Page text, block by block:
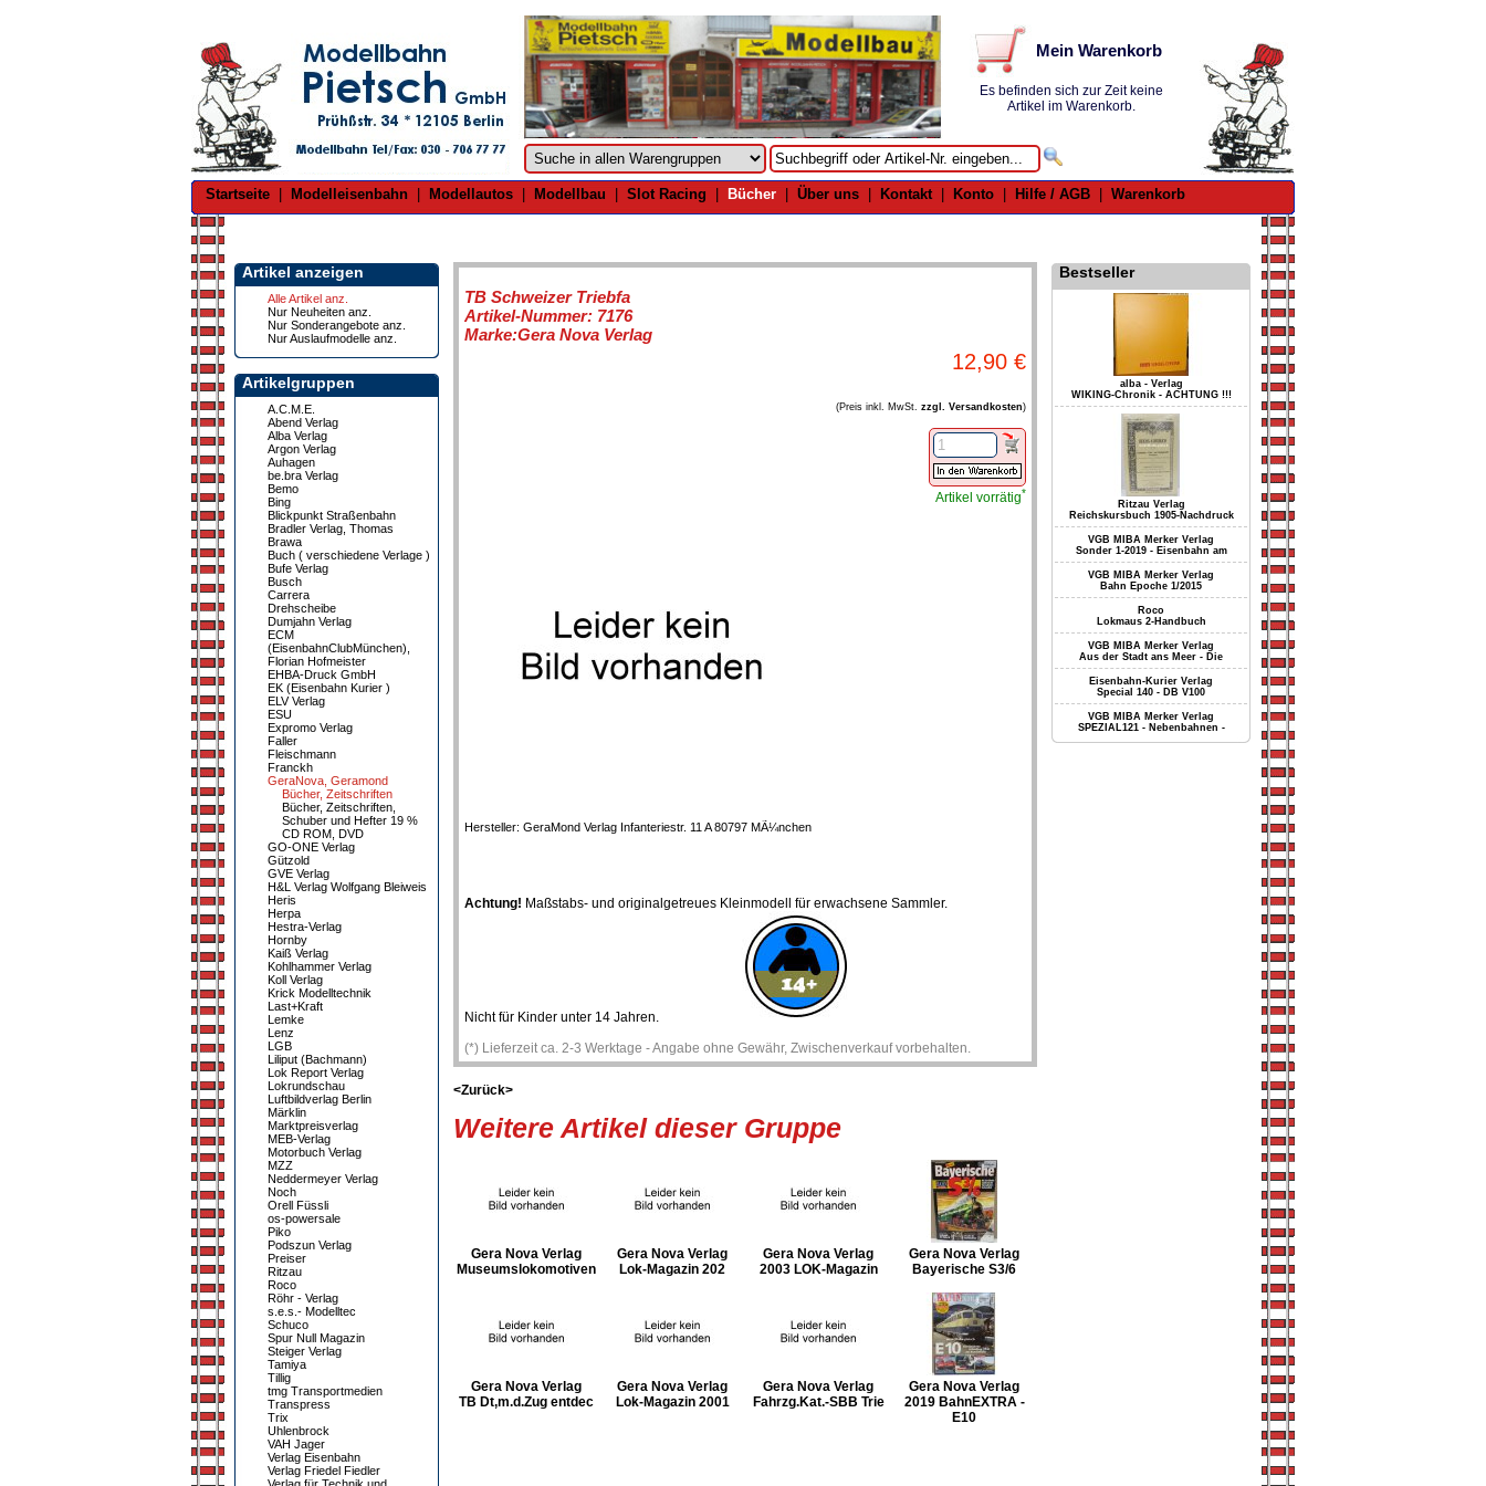
Mein Warenkorb
Es befinden sich zur Zeit keine
Artikel im Warenkorb.
Startseite Modelleisenbahn Modellautos Modellbau Slot Racing Bücher Über uns Kontakt| Konto Hilfe / AGB Warenkorb
Artikel anzeigen
Alle Artikel anz.
Nur Neuheiten anz.
Nur Sonderangebote anz.
Nur Auslaufmodelle anz.
Artikelgruppen
A.C.M.E.
Abend Verlag
Alba Verlag
Argon Verlag
Auhagen
be.bra Verlag
Bemo
Bing
Blickpunkt Straßenbahn
Bradler Verlag, Thomas
Brawa
Buch ( verschiedene Verlage )
Bufe Verlag
Busch
Carrera
Drehscheibe
Dumjahn Verlag
ECM
(EisenbahnClubMünchen),
Florian Hofmeister
EHBA-Druck GmbH
EK (Eisenbahn Kurier )
ELV Verlag
ESU
Expromo Verlag
Faller
Fleischmann
Franckh
GeraNova, Geramond
Bücher, Zeitschriften
Bücher, Zeitschriften,
Schuber und Hefter 19 %
CD ROM, DVD
GO-ONE Verlag
Gützold
GVE Verlag
H&L Verlag Wolfgang Bleiweis
Heris
Herpa
Hestra-Verlag
Hornby
Kaiß Verlag
Kohlhammer Verlag
Koll Verlag
Krick Modelltechnik
Last+Kraft
Lemke
Lenz
LGB
Liliput (Bachmann)
Lok Report Verlag
Lokrundschau
Luftbildverlag Berlin
Märklin
Marktpreisverlag
MEB-Verlag
Motorbuch Verlag
MZZ
Neddermeyer Verlag
Noch
Orell Füssli
os-powersale
Piko
Podszun Verlag
Preiser
Ritzau
Roco
Röhr - Verlag
s.e.s.- Modelltec
Schuco
Spur Null Magazin
Steiger Verlag
Tamiya
Tillig
tmg Transportmedien
Transpress
Trix
Uhlenbrock
VAH Jager
Verlag Eisenbahn
Verlag Friedel Fiedler
TB Schweizer Triebfa
Artikel-Nummer: 7176
Marke:Gera Nova Verlag
12,90 €
(Preis inkl. MwSt. zzgl. Versandkosten)
Artikel vorrätig*
Hersteller: GeraMond Verlag Infanteriestr. 11 A 80797 MÃ¼nchen
Achtung! Maßstabs- und originalgetreues Kleinmodell für erwachsene Sammler.
Nicht für Kinder unter 14 Jahren.
(*) Lieferzeit ca. 2-3 Werktage - Angabe ohne Gewähr, Zwischenverkauf vorbehalten.
<Zurück>
Weitere Artikel dieser Gruppe
Gera Nova Verlag
Museumslokomotiven
Gera Nova Verlag
Lok-Magazin 202
Gera Nova Verlag
2003 LOK-Magazin
Gera Nova Verlag
Bayerische S3/6
Gera Nova Verlag
TB Dt,m.d.Zug entdec
Gera Nova Verlag
Lok-Magazin 2001
Gera Nova Verlag
Fahrzg.Kat.-SBB Trie
Gera Nova Verlag
2019 BahnEXTRA -
E10
Bestseller
alba - Verlag
WIKING-Chronik - ACHTUNG !!!
Ritzau Verlag
Reichskursbuch 1905-Nachdruck
VGB MIBA Merker Verlag
Sonder 1-2019 - Eisenbahn am
VGB MIBA Merker Verlag
Bahn Epoche 1/2015
Roco
Lokmaus 2-Handbuch
VGB MIBA Merker Verlag
Aus der Stadt ans Meer - Die
Eisenbahn-Kurier Verlag
Special 140 - DB V100
VGB MIBA Merker Verlag
SPEZIAL121 - Nebenbahnen -